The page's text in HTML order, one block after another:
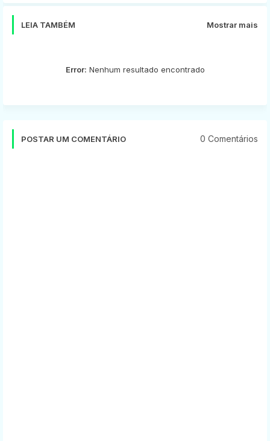
LEIA TAMBÉM Mostrar mais
Error: Nenhum resultado encontrado
POSTAR UM COMENTÁRIO 0 Comentários